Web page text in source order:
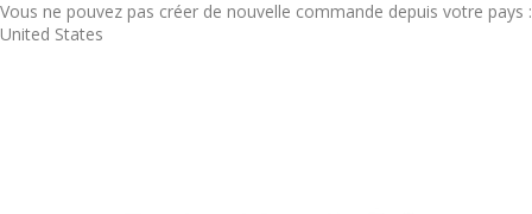
Vous ne pouvez pas créer de nouvelle commande depuis votre pays :
United States